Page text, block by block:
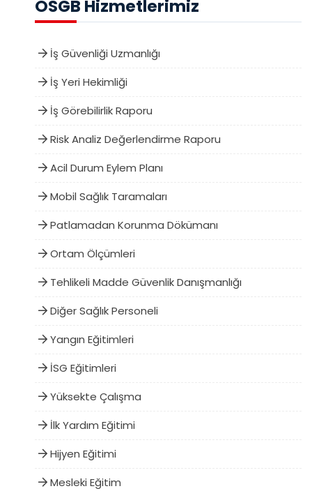
OSGB Hizmetlerimiz
İş Güvenliği Uzmanlığı
İş Yeri Hekimliği
İş Görebilirlik Raporu
Risk Analiz Değerlendirme Raporu
Acil Durum Eylem Planı
Mobil Sağlık Taramaları
Patlamadan Korunma Dökümanı
Ortam Ölçümleri
Tehlikeli Madde Güvenlik Danışmanlığı
Diğer Sağlık Personeli
Yangın Eğitimleri
İSG Eğitimleri
Yüksekte Çalışma
İlk Yardım Eğitimi
Hijyen Eğitimi
Mesleki Eğitim